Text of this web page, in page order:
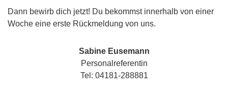
Dann bewirb dich jetzt! Du bekommst innerhalb von einer
Woche eine erste Rückmeldung von uns.
Sabine Eusemann
Personalreferentin
Tel: 04181-288881